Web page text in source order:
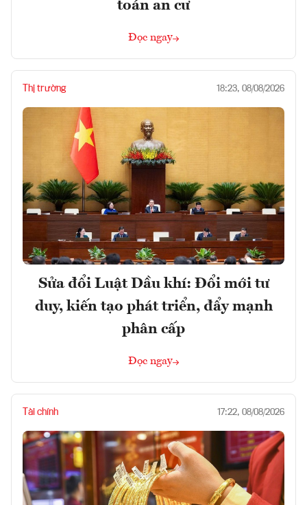
toán an cư
Đọc ngay
Thị trường 18:23, 08/08/2026
Sửa đổi Luật Dầu khí: Đổi mới tư
duy, kiến tạo phát triển, đẩy mạnh
phân cấp
Đọc ngay
Tài chính 17:22, 08/08/2026